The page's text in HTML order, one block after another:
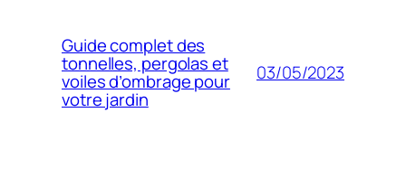
Guide complet des
tonnelles, pergolas et
voiles d’ombrage pour
votre jardin
03/05/2023